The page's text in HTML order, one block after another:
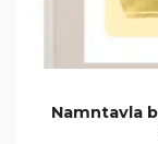
Namntavla